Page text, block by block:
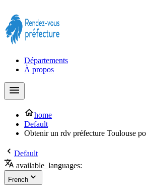
Départements
À propos
home
Default
Obtenir un rdv préfecture Toulouse
Default
available_languages:
French